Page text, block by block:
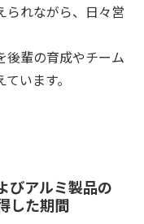
びアルミ製品の
した期間
られながら、日々営
後輩の育成やチーム
います。